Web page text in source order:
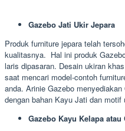
Gazebo Jati Ukir Jepara
Produk furniture jepara telah
kualitasnya. Hal ini produk
laris dipasaran. Desain ukiran
saat mencari model-contoh
anda. Arinie Gazebo
dengan bahan Kayu Jati dan motif
Gazebo Kayu Kelapa atau